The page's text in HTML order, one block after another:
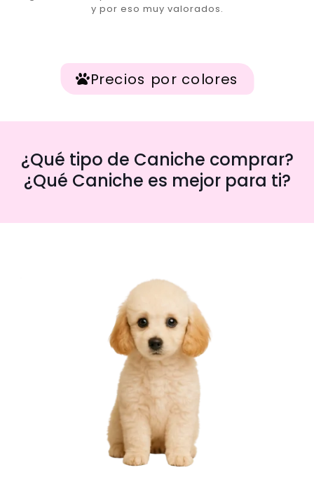
y por eso muy valorados.
Precios por colores
¿Qué tipo de Caniche comprar?
¿Qué Caniche es mejor para ti?